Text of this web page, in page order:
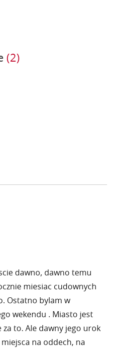
(2)
dawno, dawno temu
miesiac cudownych
Ostatno bylam w
wekendu . Miasto jest
to. Ale dawny jego urok
na oddech, na